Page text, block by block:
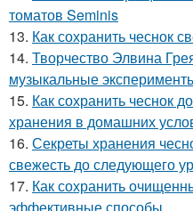
томатов Seminis
13. Как сохранить чеснок
14. Творчество Элвина
музыкальные
15. Как сохранить чеснок
хранения в домашних
16. Секреты хранения
свежесть до следующего
17. Как сохранить
эффективные способы